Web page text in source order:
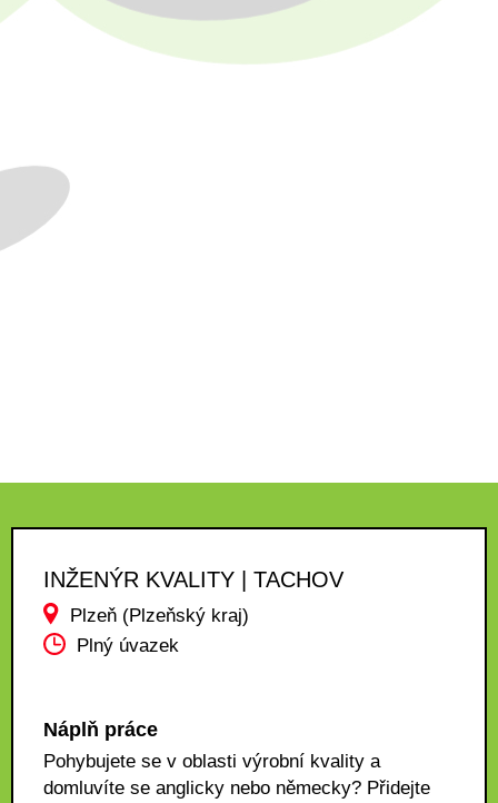
INŽENÝR KVALITY | TACHOV
Plzeň (Plzeňský kraj)
Plný úvazek
Náplň práce
Pohybujete se v oblasti výrobní kvality a
domluvíte se anglicky nebo německy? Přidejte